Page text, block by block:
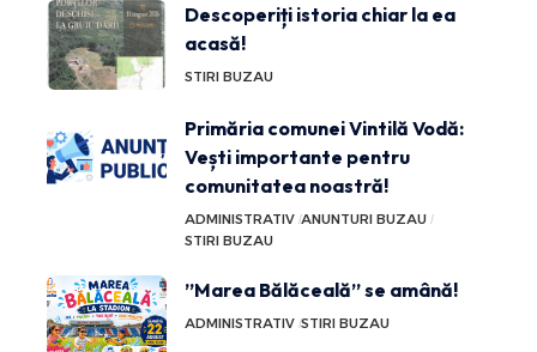
Descoperiți istoria chiar la ea
acasă!
STIRI BUZAU
Primăria comunei Vintilă Vodă:
Vești importante pentru
comunitatea noastră!
ADMINISTRATIV ANUNTURI BUZAU
STIRI BUZAU
”Marea Bălăceală” se amână!
ADMINISTRATIV STIRI BUZAU